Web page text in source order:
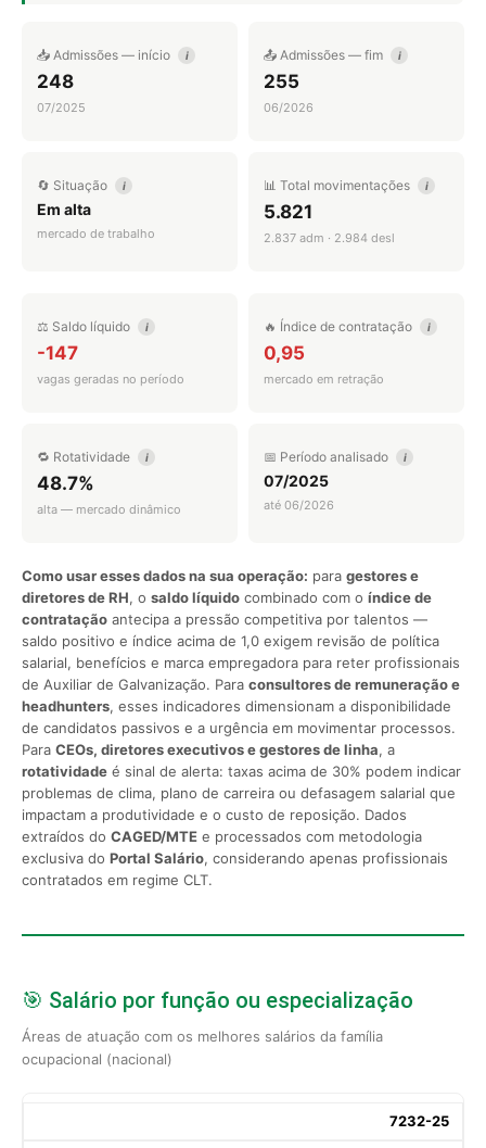
📥 Admissões — início i
248
07/2025
📤 Admissões — fim i
255
06/2026
🔄 Situação i
Em alta
mercado de trabalho
📊 Total movimentações i
5.821
2.837 adm · 2.984 desl
⚖️ Saldo líquido i
-147
vagas geradas no período
🔥 Índice de contratação i
0,95
mercado em retração
🔁 Rotatividade i
48.7%
alta — mercado dinâmico
📅 Período analisado i
07/2025
até 06/2026
Como usar esses dados na sua operação: para gestores e
diretores de RH, o saldo líquido combinado com o índice de
contratação antecipa a pressão competitiva por talentos —
saldo positivo e índice acima de 1,0 exigem revisão de política
salarial, benefícios e marca empregadora para reter profissionais
de Auxiliar de Galvanização. Para consultores de remuneração e
headhunters, esses indicadores dimensionam a disponibilidade
de candidatos passivos e a urgência em movimentar processos.
Para CEOs, diretores executivos e gestores de linha, a
rotatividade é sinal de alerta: taxas acima de 30% podem indicar
problemas de clima, plano de carreira ou defasagem salarial que
impactam a produtividade e o custo de reposição. Dados
extraídos do CAGED/MTE e processados com metodologia
exclusiva do Portal Salário, considerando apenas profissionais
contratados em regime CLT.
🎯 Salário por função ou especialização
Áreas de atuação com os melhores salários da família
ocupacional (nacional)
7232-25